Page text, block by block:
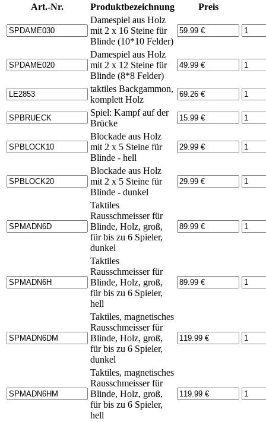
Art.-Nr. Produktbezeichnung
Preis
Damespiel aus Holz
mit 2 x 16 Steine für
Blinde (10*10 Felder)
Damespiel aus Holz
mit 2 x 12 Steine für
Blinde (8*8 Felder)
taktiles Backgammon,
komplett Holz
Spiel: Kampf auf der
Brücke
Blockade aus Holz
mit 2 x 5 Steine für
Blinde - hell
Blockade aus Holz
mit 2 x 5 Steine für
Blinde - dunkel
Taktiles
Rausschmeisser für
Blinde, Holz, groß,
für bis zu 6 Spieler,
dunkel
Taktiles
Rausschmeisser für
Blinde, Holz, groß,
für bis zu 6 Spieler,
hell
Taktiles, magnetisches
Rausschmeisser für
Blinde, Holz, groß,
für bis zu 6 Spieler,
dunkel
Taktiles, magnetisches
Rausschmeisser für
Blinde, Holz, groß,
für bis zu 6 Spieler,
hell